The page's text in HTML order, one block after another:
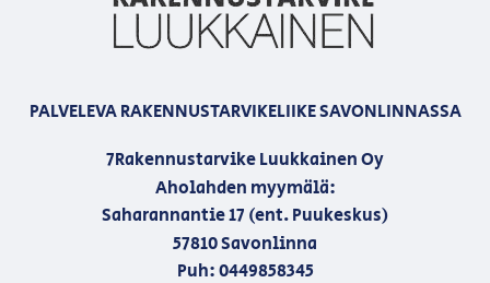
PALVELEVA RAKENNUSTARVIKELIIKE SAVONLINNASSA
7Rakennustarvike Luukkainen Oy
Aholahden myymälä:
Saharannantie 17 (ent. Puukeskus)
57810 Savonlinna
Puh: 0449858345